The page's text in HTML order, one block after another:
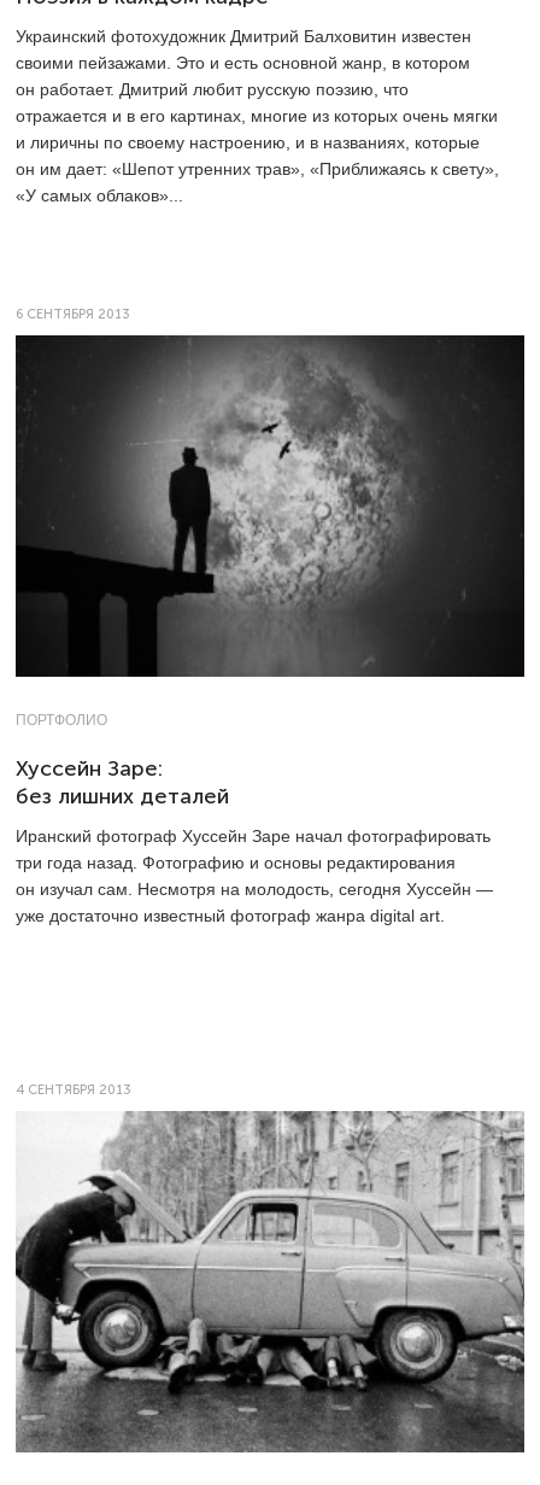
Украинский фотохудожник Дмитрий Балховитин известен
своими пейзажами. Это и есть основной жанр, в котором
он работает. Дмитрий любит русскую поэзию, что
отражается и в его картинах, многие из которых очень мягки
и лиричны по своему настроению, и в названиях, которые
он им дает: «Шепот утренних трав», «Приближаясь к свету»,
«У самых облаков»...
6 СЕНТЯБРЯ 2013
ПОРТФОЛИО
Хуссейн Заре:
без лишних деталей
Иранский фотограф Хуссейн Заре начал фотографировать
три года назад. Фотографию и основы редактирования
он изучал сам. Несмотря на молодость, сегодня Хуссейн —
уже достаточно известный фотограф жанра digital art.
4 СЕНТЯБРЯ 2013